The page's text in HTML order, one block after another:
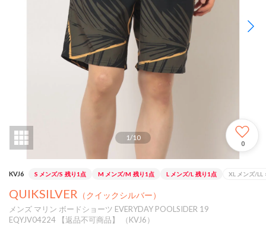
1/10
0
KVJ6 S メンズ/S 残り1点 M メンズ/M 残り1点 L メンズ/L 残り1点 XL メンズ/LL
QUIKSILVER （クイックシルバー）
メンズ マリン ボードショーツ EVERYDAY POOLSIDER 19
EQYJV04224 【返品不可商品】 （KVJ6）